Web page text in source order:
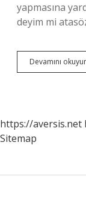
yapmasına
deyim mi
Devamını
https://aversis.net
Sitemap